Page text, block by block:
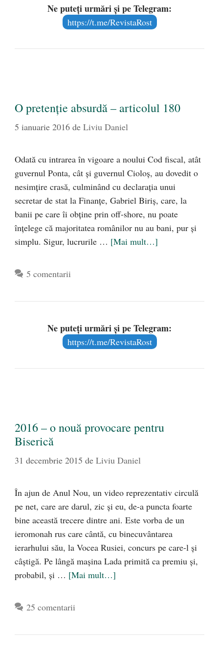
Ne puteți urmări și pe Telegram:
https://t.me/RevistaRost
O pretenţie absurdă – articolul 180
5 ianuarie 2016 de Liviu Daniel
Odată cu intrarea în vigoare a noului Cod fiscal, atât
guvernul Ponta, cât şi guvernul Cioloş, au dovedit o
nesimţire crasă, culminând cu declaraţia unui
secretar de stat la Finanţe, Gabriel Biriş, care, la
banii pe care îi obţine prin off-shore, nu poate
înţelege că majoritatea românilor nu au bani, pur şi
simplu. Sigur, lucrurile … [Mai mult…]
5 comentarii
Ne puteți urmări și pe Telegram:
https://t.me/RevistaRost
2016 – o nouă provocare pentru
Biserică
31 decembrie 2015 de Liviu Daniel
În ajun de Anul Nou, un video reprezentativ circulă
pe net, care are darul, zic şi eu, de-a puncta foarte
bine această trecere dintre ani. Este vorba de un
ieromonah rus care cântă, cu binecuvântarea
ierarhului său, la Vocea Rusiei, concurs pe care-l şi
câştigă. Pe lângă maşina Lada primită ca premiu şi,
probabil, şi … [Mai mult…]
25 comentarii